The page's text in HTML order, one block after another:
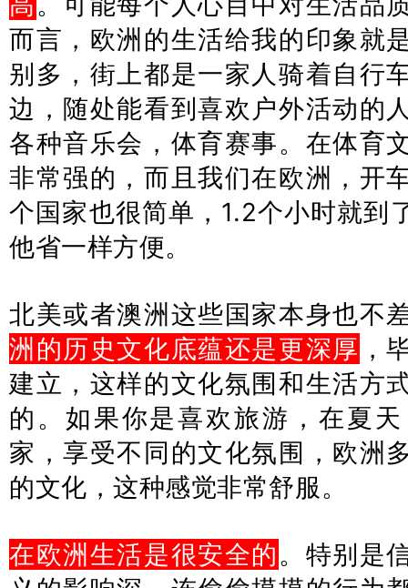
而言，欧洲的生活给我的印象就
别多，街上都是一家人骑着自行
边，随处能看到喜欢户外活动的
各种音乐会，体育赛事。在体育
非常强的，而且我们在欧洲，开
个国家也很简单，1.2个小时就到
他省一样方便。
北美或者澳洲这些国家本身也不
洲的历史文化底蕴还是更深厚 ，
建立，这样的文化氛围和生活方
的。如果你是喜欢旅游，在夏
家，享受不同的文化氛围，欧洲
的文化，这种感觉非常舒服。
在欧洲生活是很安全的。特别是